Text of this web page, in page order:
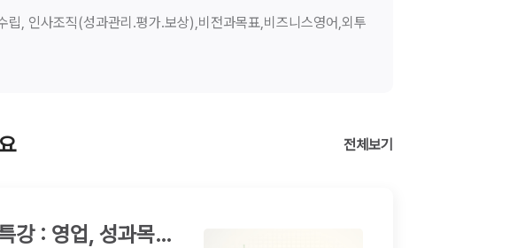
립, 인사조직(성과관리.평가.보상),비전과목표,비즈니스영어,외투
전체보기
기업교육/대학 직무 동아리 특강 : 영업, 성과목표관리